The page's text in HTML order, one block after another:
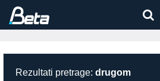
Rezultati pretrage: drugom